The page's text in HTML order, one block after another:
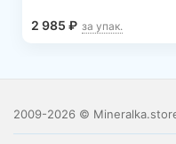
2 985 ₽ за упак.
2009-2026 ©